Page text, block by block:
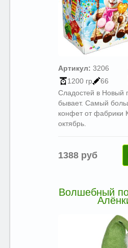
Артикул: 3206
1200 гр
66
Сладостей в Новый
бывает. Самый
конфет от фабрики
октябрь.
1388 руб
Волшебный